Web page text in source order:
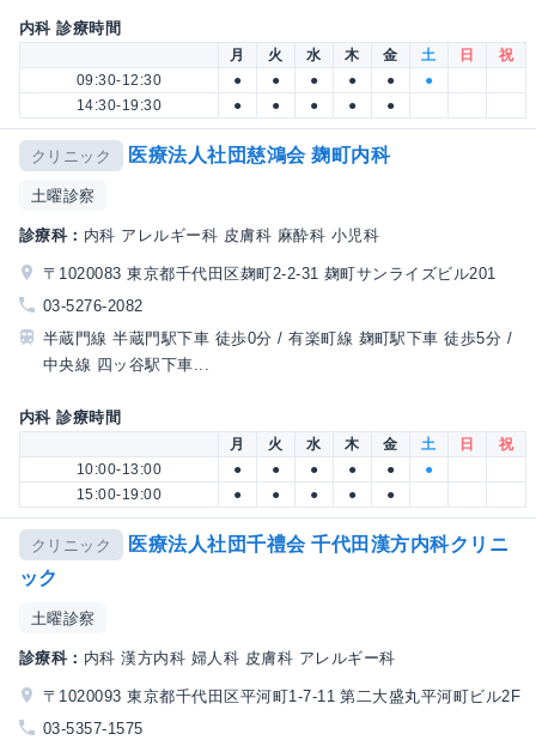
内科 診療時間
月 火 水 木 金 土 日
祝
09:30-12:30
● ● ● ● ●
●
14:30-19:30
● ● ● ● ●
クリニック 医療法人社団慈鴻会 麹町内科
土曜診察
診療科： 内科 アレルギー科 皮膚科 麻酔科 小児科
〒1020083 東京都千代田区麹町2-2-31 麹町サンライズビル201
03-5276-2082
半蔵門線 半蔵門駅下車 徒歩0分 / 有楽町線 麹町駅下車 徒歩5分 /
中央線 四ッ谷駅下車...
内科 診療時間
月 火 水 木 金 土 日
祝
10:00-13:00
● ● ● ● ●
●
15:00-19:00
● ● ● ● ●
クリニック
医療法人社団千禮会 千代田漢方内科クリニ
ック
土曜診察
診療科： 内科 漢方内科 婦人科 皮膚科 アレルギー科
〒1020093 東京都千代田区平河町1-7-11 第二大盛丸平河町ビル2F
03-5357-1575